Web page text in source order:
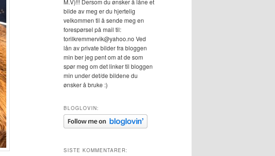
bilde av meg er du hjertelig
velkommen til å sende meg en
forespørsel på mail til:
torilkremmervik@yahoo.no Ved
lån av private bilder fra bloggen
min ber jeg pent om at de som
spør meg om det linker til bloggen
min under det/de bildene du
ønsker å bruke :)
BLOGLOVIN:
SISTE KOMMENTARER: